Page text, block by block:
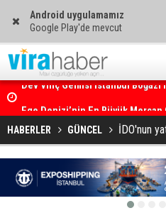
Android uygulamamız
Google Play'de mevcut
HABERLER GÜNCEL İDO'nun